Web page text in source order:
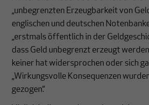
„unbegrenzten Erzeugbarkeit von
englischen und deutschen
„erstmals öffentlich in der
dass Geld unbegrenzt erzeugt werden
keiner hat widersprochen oder sich
„Wirkungsvolle Konsequenzen
gezogen.“